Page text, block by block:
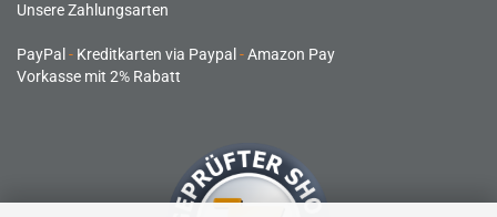
Unsere Zahlungsarten
PayPal - Kreditkarten via Paypal -Amazon Pay
Vorkasse mit 2% Rabatt